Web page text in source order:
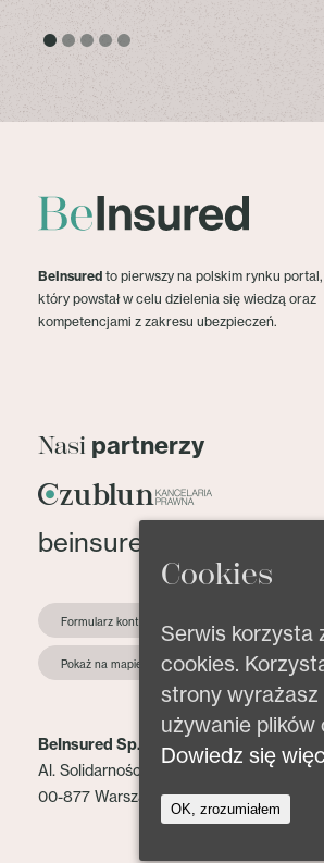
BeInsured to pierwszy na polskim rynku portal,
który powstał w celu dzielenia się wiedzą oraz
kompetencjami z zakresu ubezpieczeń.
Nasi partnerzy
beinsured@beinsured.pl
Formularz kontaktowy
Pokaż na mapie
BeInsured Sp. z o.o.
Al. Solidarności 153 lok. 2
00-877 Warszawa
Cookies
Serwis korzysta
cookies.
strony wyrażasz
używanie plików
Dowiedz się
OK, zrozumiałem